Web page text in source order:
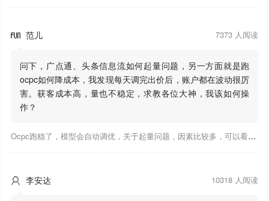
 范儿 7373 人阅读
问下，广点通、头条信息流如何起量问题，另一方面就是跑
ocpc如何降成本，我发现每天调完出价后，账户都在波动很厉
害。获客成本高，量也不稳定，求教各位大神，我该如何操
作？
Ocpc跑稳了，模型会自动调优，关于起量问题，因素比较多，可以看下靠谱推大神出的干货文章，都是经验总结，应该可以找到对应解决。
 李安达 10318 人阅读